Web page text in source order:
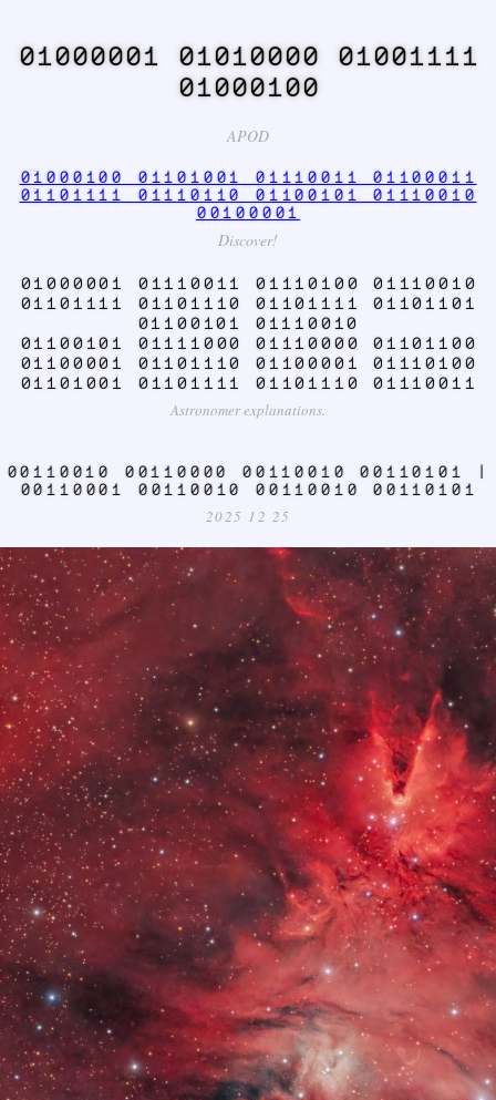
01000001 01010000 01001111
01000100
APOD
01000100 01101001 01110011 01100011
01101111 01110110 01100101 01110010
00100001
Discover!
01000001 01110011 01110100 01110010
01101111 01101110 01101111 01101101
01100101 01110010
01100101 01111000 01110000 01101100
01100001 01101110 01100001 01110100
01101001 01101111 01101110 01110011
Astronomer explanations.
00110010 00110000 00110010 00110101 |
00110001 00110010 00110010 00110101
2025 12 25